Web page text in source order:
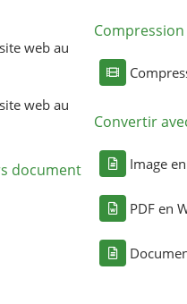
web au
web au
document
Convertir
Image
PDF en